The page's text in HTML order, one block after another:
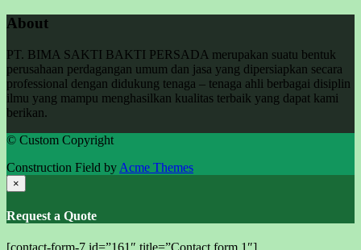
About
PT. BIMA SAKTI BAKTI PERSADA merupakan suatu bentuk
perusahaan perdagangan umum dan jasa yang dipersiapkan secara
professional dengan didukung tenaga – tenaga ahli berbagai disiplin
ilmu yang mampu menghasilkan kualitas terbaik yang dapat kami
berikan.
© Custom Copyright
Construction Field by Acme Themes
×
Request a Quote